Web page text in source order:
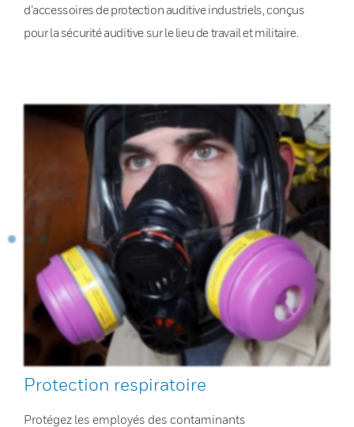
d’accessoires de protection auditive industriels, conçus
pour la sécurité auditive sur le lieu de travail et militaire.
Protection respiratoire
Protégez les employés des contaminants